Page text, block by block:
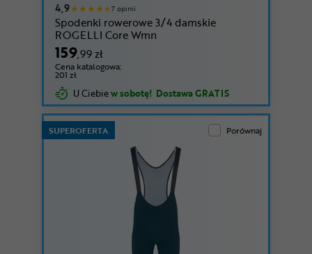
4,9 7 opinii
Spodenki rowerowe 3/4 damskie
ROGELLI Core Wmn
159,99 zł
Cena katalogowa:
201 zł
U Ciebiew sobotę! Dostawa GRATIS
SUPEROFERTA Porównaj